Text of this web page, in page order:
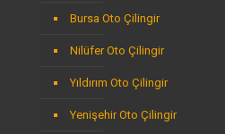
Bursa Oto Çilingir
Nilüfer Oto Çilingir
Yıldırım Oto Çilingir
Yenişehir Oto Çilingir